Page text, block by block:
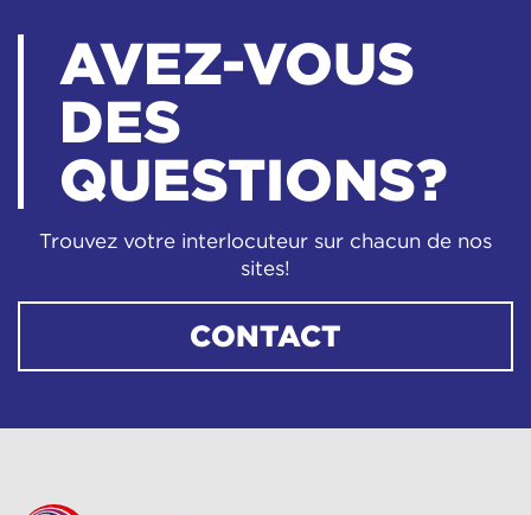
AVEZ-VOUS
DES
QUESTIONS?
Trouvez votre interlocuteur sur chacun de nos
sites!
CONTACT